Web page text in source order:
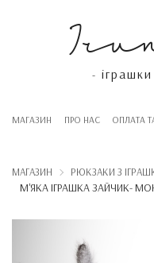
-
МАГАЗИН ПРО НАС OПЛАТА
МАГАЗИН РЮКЗАКИ З
М'ЯКА ІГРАШКА ЗАЙЧИК-